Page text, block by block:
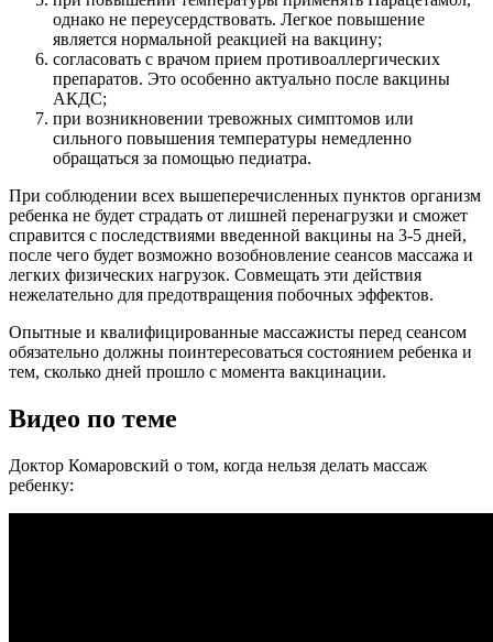
однако не переусердствовать. Легкое повышение
является нормальной реакцией на вакцину;
согласовать с врачом прием противоаллергических
препаратов. Это особенно актуально после вакцины
АКДС;
при возникновении тревожных симптомов или
сильного повышения температуры немедленно
обращаться за помощью педиатра.
При соблюдении всех вышеперечисленных пунктов организм
ребенка не будет страдать от лишней перенагрузки и сможет
справится с последствиями введенной вакцины на 3-5 дней,
после чего будет возможно возобновление сеансов массажа и
легких физических нагрузок. Совмещать эти действия
нежелательно для предотвращения побочных эффектов.
Опытные и квалифицированные массажисты перед сеансом
обязательно должны поинтересоваться состоянием ребенка и
тем, сколько дней прошло с момента вакцинации.
Видео по теме
Доктор Комаровский о том, когда нельзя делать массаж
ребенку: